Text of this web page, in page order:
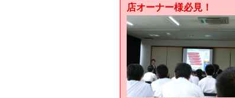
店オーナー様必見！